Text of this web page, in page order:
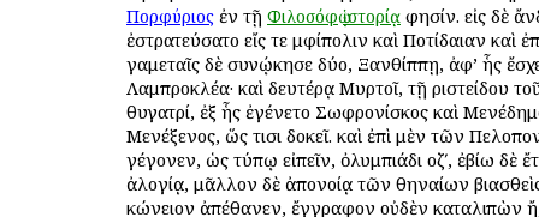
Πορφύριος ἐν τῇ Φιλοσόφῳ ἱστορίᾳ φησίν. εἰς δὲ
ἐστρατεύσατο εἴς τε Ἀμφίπολιν καὶ Ποτίδαιαν καὶ
γαμεταῖς δὲ συνῴκησε δύο, Ξανθίππῃ, ἀφ’ ἧς
Λαμπροκλέα· καὶ δευτέρᾳ Μυρτοῖ, τῇ Ἀριστείδου
θυγατρί, ἐξ ἧς ἐγένετο Σωφρονίσκος καὶ
Μενέξενος, ὥς τισι δοκεῖ. καὶ ἐπὶ μὲν τῶν
γέγονεν, ὡς τύπῳ εἰπεῖν, ὀλυμπιάδι οζʹ, ἐβίω δὲ
ἀλογίᾳ, μᾶλλον δὲ ἀπονοίᾳ τῶν Ἀθηναίων
κώνειον ἀπέθανεν, ἔγγραφον οὐδὲν καταλιπὼν